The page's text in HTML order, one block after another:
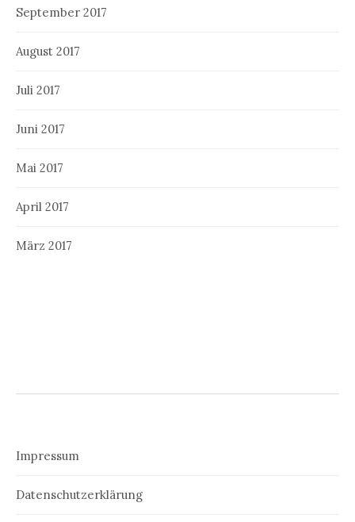
September 2017
August 2017
Juli 2017
Juni 2017
Mai 2017
April 2017
März 2017
Impressum
Datenschutzerklärung